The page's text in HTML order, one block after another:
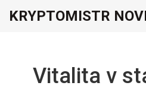
KRYPTOMISTR
Vitalita v